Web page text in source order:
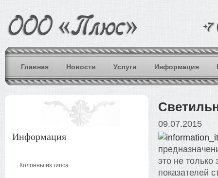
Главная Новости Услуги Информация
Информация
Колонны из гипса
09.07.2015
это не
показателей